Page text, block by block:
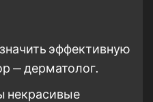
эффективную
— дерматолог.
некрасивые